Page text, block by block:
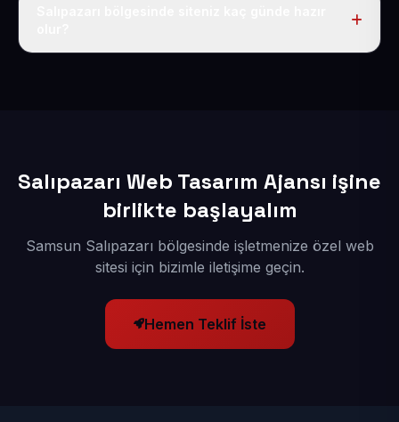
Salıpazarı Web Tasarım Ajansı işine
birlikte başlayalım
Samsun Salıpazarı bölgesinde işletmenize özel web
sitesi için bizimle iletişime geçin.
Hemen Teklif İste